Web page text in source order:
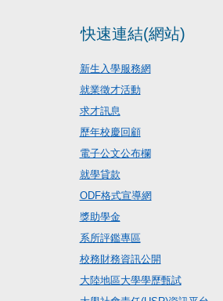
快速連結(網站)
新生入學服務網
就業徵才活動
求才訊息
歷年校慶回顧
電子公文公布欄
就學貸款
ODF格式宣導網
獎助學金
系所評鑑專區
校務財務資訊公開
大陸地區大學學歷甄試